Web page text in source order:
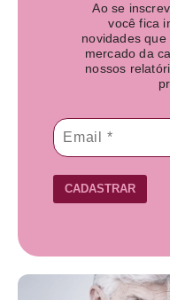
Ao se
você fica
novidades
mercado da
nossos
CADASTRAR